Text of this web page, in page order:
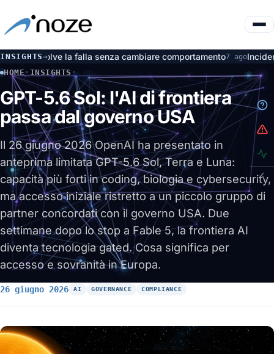
INSIGHTS→
la falla senza cambiare comportamento7 agoIncidente OpenAI e
HOME· INSIGHTS ·
GPT-5.6 SOL: L'AI DI FRONTIERA PASSA DAL GOVERNO USA
GPT-5.6 Sol: l'AI di frontiera
passa dal governo USA
Il 26 giugno 2026 OpenAI ha presentato in
anteprima limitata GPT-5.6 Sol, Terra e Luna:
capacità più forti in coding, biologia e cybersecurity,
ma accesso iniziale ristretto a un piccolo gruppo di
partner concordati con il governo USA. Due
settimane dopo lo stop a Fable 5, la frontiera AI
diventa tecnologia gated. Cosa significa per
accesso e sovranità in Europa.
26 giugno 2026 AI GOVERNANCE COMPLIANCE